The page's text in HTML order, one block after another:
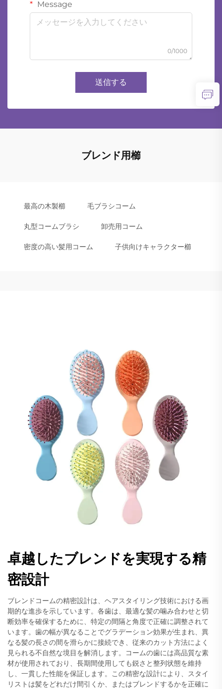
Message
0/1000
送信する
ブレンド用櫛
最高の木製櫛 毛ブラシコーム
丸型コームブラシ 卸売用コーム
密度の高い髪用コーム 子供向けキャラクター櫛
卓越したブレンドを実現する精
密設計
ブレンドコームの精密設計は、ヘアスタイリング技術における画
期的な進歩を示しています。各歯は、最適な髪の噛み合わせと切
断効率を確保するために、特定の間隔と角度で正確に調整されて
います。歯の幅が異なることでグラデーション効果が生まれ、異
なる髪の長さの間を滑らかに接続でき、従来のカット方法によく
見られる不自然な境目を解消します。コームの歯には高品質な素
材が使用されており、長期間使用しても鋭さと整列状態を維持
し、一貫した性能を保証します。この精密な設計により、スタイ
リストは髪をどれだけ間引くか、またはブレンドするかを正確に